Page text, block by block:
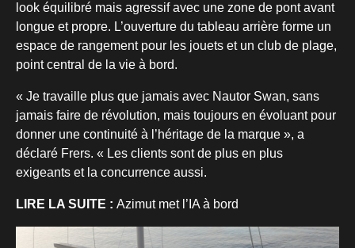
look équilibré mais agressif avec une zone de pont avant
longue et propre. L’ouverture du tableau arrière forme un
espace de rangement pour les jouets et un club de plage,
point central de la vie à bord.
« Je travaille plus que jamais avec Nautor Swan, sans
jamais faire de révolution, mais toujours en évoluant pour
donner une continuité à l’héritage de la marque », a
déclaré Frers. « Les clients sont de plus en plus
exigeants et la concurrence aussi.
LIRE LA SUITE : Azimut met l’IA à bord